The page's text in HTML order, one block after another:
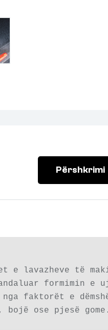
Përshkrimi
lavazheve të
formimin
faktorët e
ose pjesë gome.